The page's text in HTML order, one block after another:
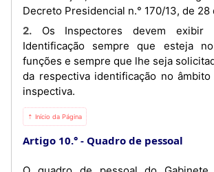
Decreto Presidencial n.° 170/13, de 28
2. Os Inspectores devem exibir o Cartão de
Identificação sempre que esteja
funções e sempre que lhe seja
da respectiva identificação no
inspectiva.
⇡ Início da Página
Artigo 10.° Quadro de pessoal